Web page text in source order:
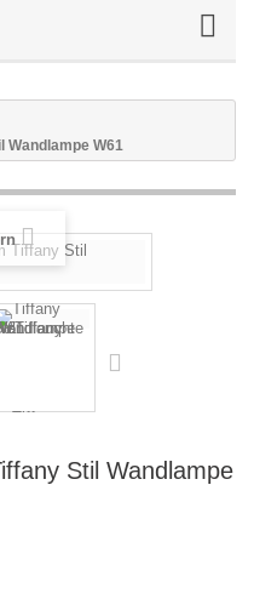
Wandlampe W61
Stil Wandlampe